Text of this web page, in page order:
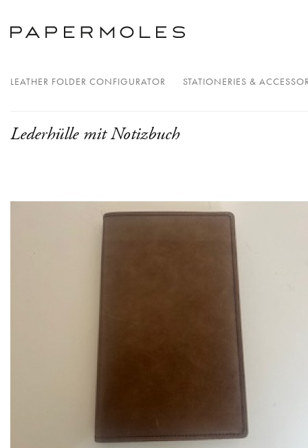
LEATHER FOLDER CONFIGURATOR STATIONERIES &
Lederhülle mit Notizbuch